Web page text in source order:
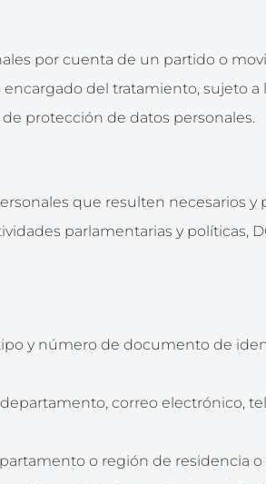
por cuenta de un partido o
del tratamiento, sujeto
protección de datos personales.
que resulten necesarios
parlamentarias y políticas,
y número de documento de
correo electrónico,
o región de residencia o